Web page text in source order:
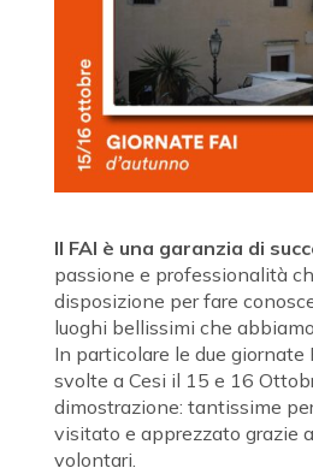
Il FAI è una garanzia di
passione e professionalità
disposizione per fare
luoghi bellissimi che
In particolare le due giornate
svolte a Cesi il 15 e 16
dimostrazione: tantissime
visitato e apprezzato grazie
volontari.